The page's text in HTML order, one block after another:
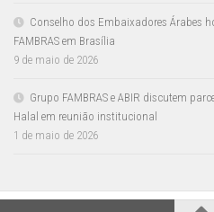
Conselho dos Embaixadores Árabes
FAMBRAS em Brasília
9 de maio de 2026
Grupo FAMBRAS e ABIR discutem
Halal em reunião institucional
1 de maio de 2026